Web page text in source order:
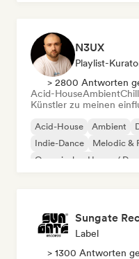
N3UX
Playlist-
> 2800 Antworten
Acid-HouseAmbient
Künstler zu meinen
Acid-House Ambient
Indie-Dance
Melodic &
Organischer House /
Sungate
Label
> 1300 Antworten